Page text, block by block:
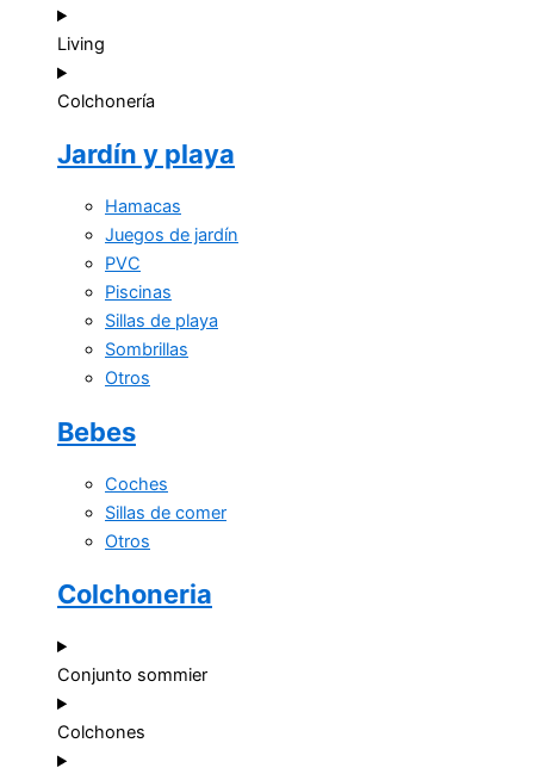
Living
Colchonería
Jardín y playa
Hamacas
Juegos de jardín
PVC
Piscinas
Sillas de playa
Sombrillas
Otros
Bebes
Coches
Sillas de comer
Otros
Colchoneria
Conjunto sommier
Colchones